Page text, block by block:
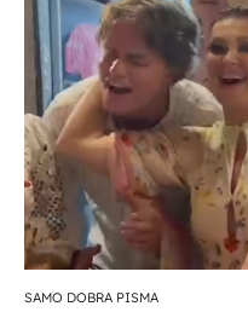
SAMO DOBRA PISMA